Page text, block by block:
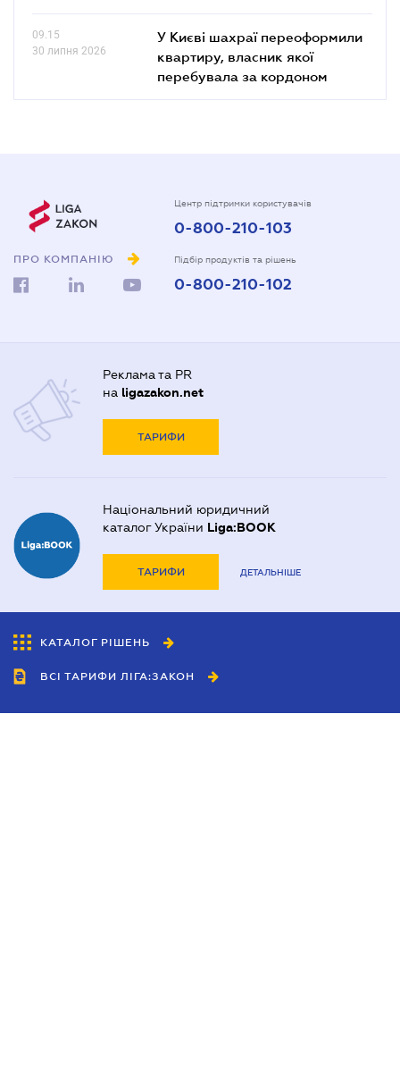
09.15
30 липня 2026
У Києві шахраї переоформили
квартиру, власник якої
перебувала за кордоном
ПРО КОМПАНІЮ
Центр підтримки користувачів
0-800-210-103
Підбір продуктів та рішень
0-800-210-102
Реклама та PR
на ligazakon.net
ТАРИФИ
Національний юридичний
каталог України Liga:BOOK
ТАРИФИ ДЕТАЛЬНІШЕ
КАТАЛОГ РІШЕНЬ
ВСІ ТАРИФИ ЛІГА:ЗАКОН